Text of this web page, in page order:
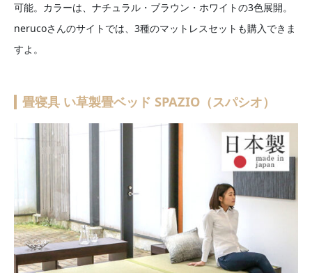
可能。カラーは、ナチュラル・ブラウン・ホワイトの3色展開。
nerucoさんのサイトでは、3種のマットレスセットも購入できま
すよ。
畳寝具 い草製畳ベッド SPAZIO（スパシオ）